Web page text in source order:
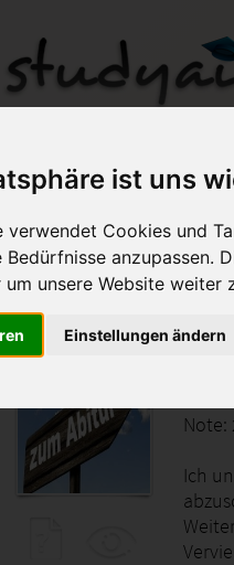
ist uns
verwendet Cookies und
Bedürfnisse anzupassen.
unsere Website weiter
Einstellungen ändern
SokO 5a/b
Auf StudyAid.de
Note:
Ich